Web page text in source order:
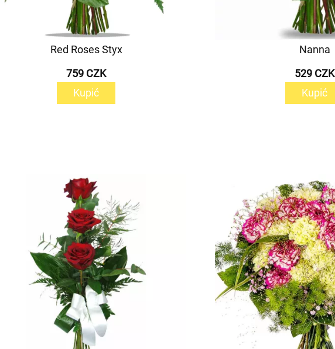
Red Roses Styx
759 CZK
Kupić
Nanna
529 CZK
Kupić